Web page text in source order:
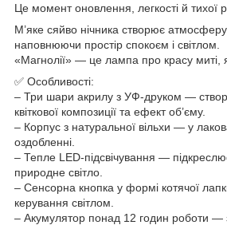
Це момент оновлення, легкості й тихої
М’яке сяйво нічника створює атмосферу
наповнюючи простір спокоєм і світлом.
«Магнолії» — це лампа про красу миті,
✅ Особливості:
– Три шари акрилу з УФ-друком —
квіткової композиції та ефект об’єму.
– Корпус з натуральної вільхи — у
оздобленні.
– Тепле LED-підсвічування — підкреслює
природне світло.
– Сенсорна кнопка у формі котячої
керування світлом.
– Акумулятор понад 12 годин роботи —